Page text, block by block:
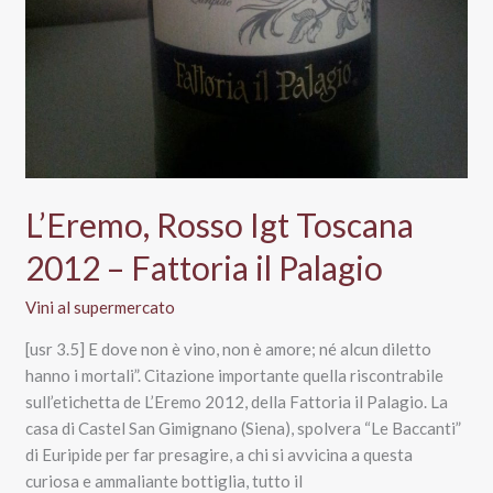
L’Eremo, Rosso Igt Toscana
2012 – Fattoria il Palagio
Vini al supermercato
[usr 3.5] E dove non è vino, non è amore; né alcun diletto
hanno i mortali”. Citazione importante quella riscontrabile
sull’etichetta de L’Eremo 2012, della Fattoria il Palagio. La
casa di Castel San Gimignano (Siena), spolvera “Le Baccanti”
di Euripide per far presagire, a chi si avvicina a questa
curiosa e ammaliante bottiglia, tutto il